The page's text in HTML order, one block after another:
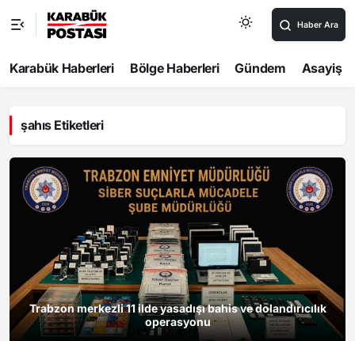
Haber Ara
Karabük Haberleri Bölge Haberleri Gündem Asayiş
şahıs Etiketleri
Trabzon merkezli 11 ilde yasadışı bahis ve dolandırıcılık
operasyonu